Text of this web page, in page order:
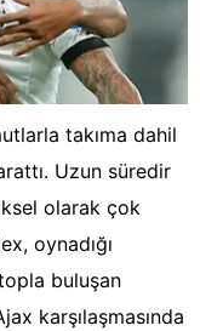
takıma dahil
Uzun süredir
olarak çok
oynadığı
buluşan
karşılaşmasında